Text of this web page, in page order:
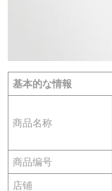
基本的な情報
商品名称
商品编号
店铺